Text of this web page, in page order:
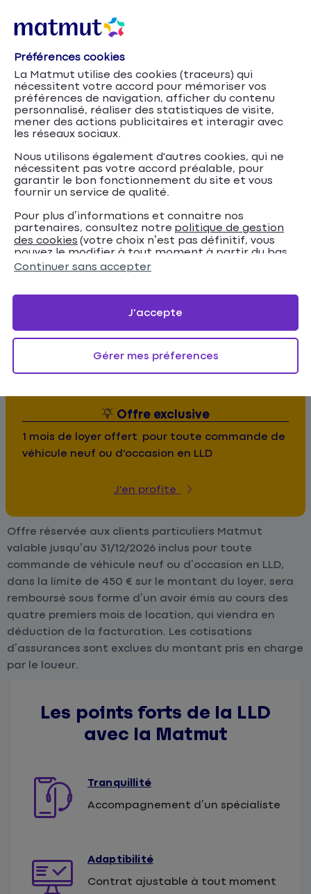
Le guide de la LLD
Le guide de la LLD
Focus sur les caractéristiques de la Location
Consultez nos offres
Nous contacter
Offre exclusive
1 mois de loyer offert pour toute commande de
véhicule neuf ou d'occasion en LLD
J'en profite
Offre réservée aux clients particuliers Matmut
valable jusqu’au 31/12/2026 inclus pour toute
commande de véhicule neuf ou d’occasion en LLD,
dans la limite de 450 € sur le montant du loyer, sera
remboursé sous forme d’un avoir émis au cours des
quatre premiers mois de location, qui viendra en
déduction de la facturation. Les cotisations
d’assurances sont exclues du montant pris en charge
par le loueur.
Les points forts de la LLD
avec la Matmut
Tranquillité
Accompagnement d’un spécialiste
Adaptibilité
Contrat ajustable à tout moment
Préférences cookies
La Matmut utilise des cookies (traceurs) qui
nécessitent votre accord pour mémoriser vos
préférences de navigation, afficher du contenu
personnalisé, réaliser des statistiques de visite,
mener des actions publicitaires et interagir avec
les réseaux sociaux.
Nous utilisons également d'autres cookies, qui ne
nécessitent pas votre accord préalable, pour
garantir le bon fonctionnement du site et vous
fournir un service de qualité.
Pour plus d’informations et connaitre nos
partenaires, consultez notre politique de gestion
des cookies (votre choix n’est pas définitif, vous
pouvez le modifier à tout moment à partir du bas
de page de notre site).
Continuer sans accepter
Gérer mes préferences
J'accepte